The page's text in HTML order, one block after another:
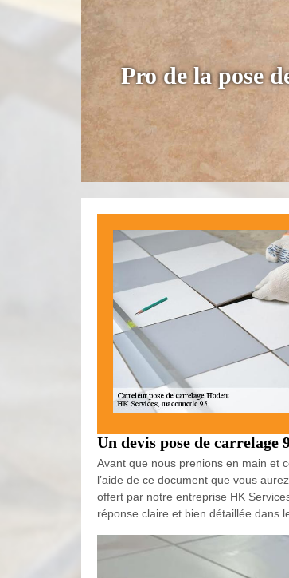
Pro de la pose
Un devis pose de carrelage
Avant que nous prenions en main et
l’aide de ce document que vous
offert par notre entreprise HK
réponse claire et bien détaillée dans